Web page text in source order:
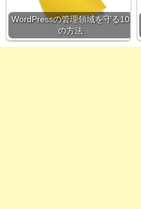
WordPressの管理領域を守る10
の方法